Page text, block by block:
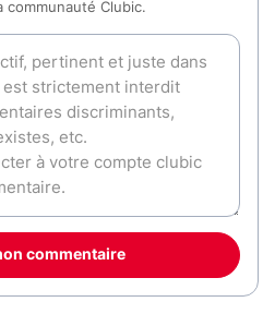
communauté Clubic.
commentaire